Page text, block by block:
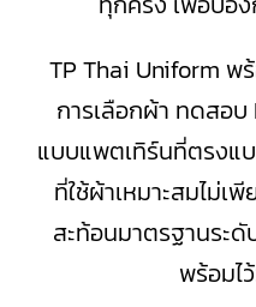
TP Thai Uniform พ
การเลือกผ้า ทดสอ
แบบแพตเทิร์นที่ตรงแ
ที่ใช้ผ้าเหมาะสมไม่
สะท้อนมาตรฐานระ
พร้อมไ